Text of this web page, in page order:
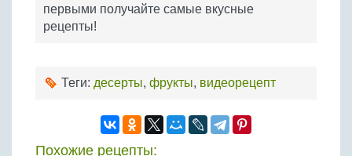
первыми получайте самые вкусные
рецепты!
Теги: десерты, фрукты, видеорецепт
Похожие рецепты: